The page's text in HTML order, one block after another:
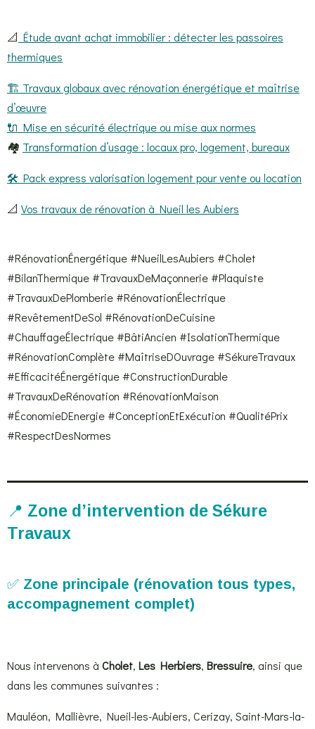
📐 Étude avant achat immobilier : détecter les passoires
thermiques
🏗️ Travaux globaux avec rénovation énergétique et maîtrise
d’œuvre
🔌 Mise en sécurité électrique ou mise aux normes
🏘️ Transformation d’usage : locaux pro, logement, bureaux
🛠️ Pack express valorisation logement pour vente ou location
📐 Vos travaux de rénovation à Nueil les Aubiers
#RénovationÉnergétique #NueilLesAubiers #Cholet
#BilanThermique #TravauxDeMaçonnerie #Plaquiste
#TravauxDePlomberie #RénovationÉlectrique
#RevêtementDeSol #RénovationDeCuisine
#ChauffageÉlectrique #BâtiAncien #IsolationThermique
#RénovationComplète #MaîtriseDOuvrage #SékureTravaux
#EfficacitéÉnergétique #ConstructionDurable
#TravauxDeRénovation #RénovationMaison
#ÉconomieDEnergie #ConceptionEtExécution #QualitéPrix
#RespectDesNormes
📍 Zone d’intervention de Sékure
Travaux
✅ Zone principale (rénovation tous types,
accompagnement complet)
Nous intervenons à Cholet, Les Herbiers, Bressuire, ainsi que
dans les communes suivantes :
Mauléon, Mallièvre, Nueil-les-Aubiers, Cerizay, Saint-Mars-la-